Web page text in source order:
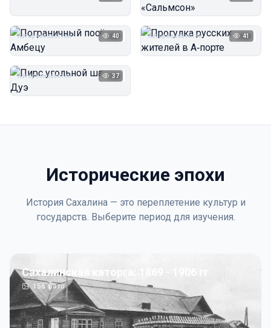
1923
Автор неизвестен 40 1923
Прогулка русских
Автор неизвестен 41
1923
Пирс угольной шахты
Автор неизвестен 37
Исторические эпохи
История Сахалина — это переплетение культур и
государств. Выберите период для изучения.
Сахалинская каторга: 1869 - 1906 гг
156фото